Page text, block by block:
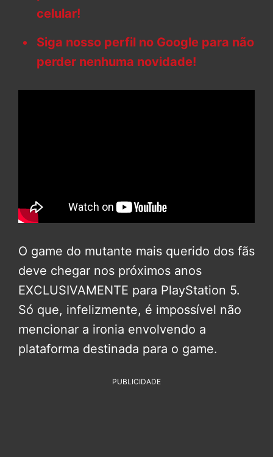
celular!
Siga nosso perfil no Google para não
perder nenhuma novidade!
O game do mutante mais querido dos fãs
deve chegar nos próximos anos
EXCLUSIVAMENTE para PlayStation 5.
Só que, infelizmente, é impossível não
mencionar a ironia envolvendo a
plataforma destinada para o game.
PUBLICIDADE